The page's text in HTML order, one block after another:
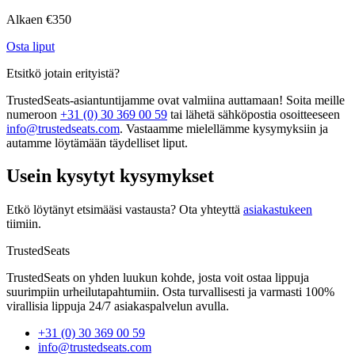
Alkaen €350
Osta liput
Etsitkö jotain erityistä?
TrustedSeats-asiantuntijamme ovat valmiina auttamaan! Soita meille
numeroon +31 (0) 30 369 00 59 tai lähetä sähköpostia osoitteeseen
info@trustedseats.com. Vastaamme mielellämme kysymyksiin ja
autamme löytämään täydelliset liput.
Usein kysytyt kysymykset
Etkö löytänyt etsimääsi vastausta? Ota yhteyttä asiakastukeen
tiimiin.
TrustedSeats
TrustedSeats on yhden luukun kohde, josta voit ostaa lippuja
suurimpiin urheilutapahtumiin. Osta turvallisesti ja varmasti 100%
virallisia lippuja 24/7 asiakaspalvelun avulla.
+31 (0) 30 369 00 59
info@trustedseats.com